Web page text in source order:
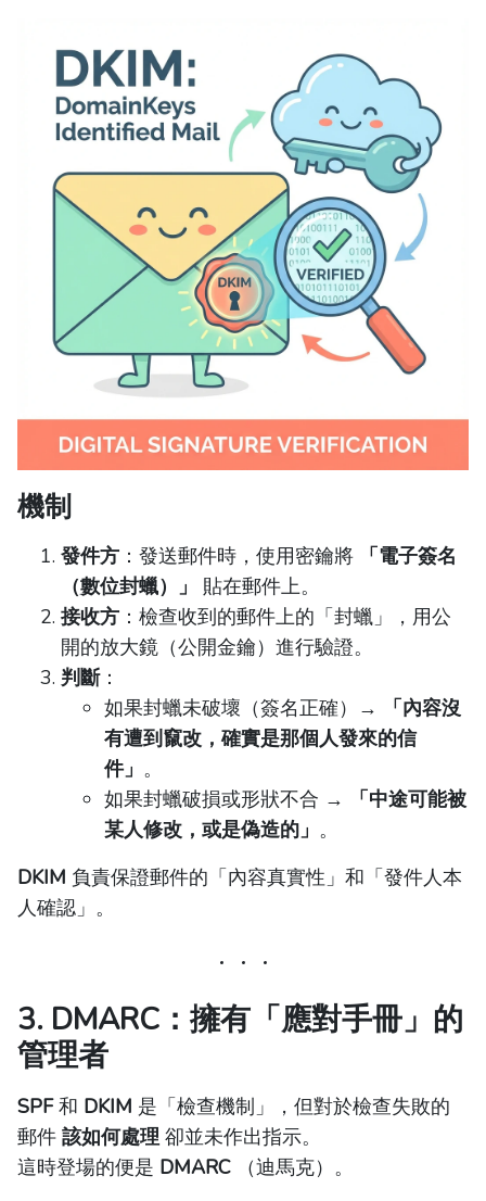
機制
發件方 ：發送郵件時，使用密鑰將
「電子簽名
（數位封蠟）」
貼在郵件上。
接收方 ：檢查收到的郵件上的「封蠟」，用公
開的放大鏡（公開金鑰）進行驗證。
判斷：
如果封蠟未破壞（簽名正確）→
「內容沒
有遭到竄改，確實是那個人發來的信
件」 。
如果封蠟破損或形狀不合 →
「中途可能被
某人修改，或是偽造的」 。
DKIM 負責保證郵件的「內容真實性」和「發件人本
人確認」。
3. DMARC：擁有「應對手冊」的
管理者
SPF和 DKIM 是「檢查機制」，但對於檢查失敗的
郵件 該如何處理卻並未作出指示。
這時登場的便是 DMARC （迪馬克）。